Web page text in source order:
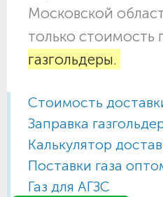
Московской
только стоимость
газгольдеры.
Стоимость
Заправка
Калькулятор
Поставки газа
Газ для АГЗС